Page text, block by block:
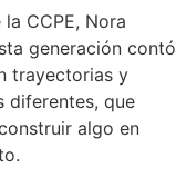
CCPE, Nora
generación contó
trayectorias y
diferentes, que
algo en